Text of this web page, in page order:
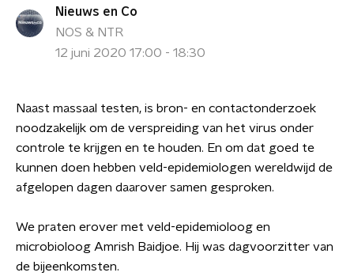
Nieuws en Co
NOS & NTR
12 juni 2020 17:00 - 18:30
Naast massaal testen, is bron- en contactonderzoek
noodzakelijk om de verspreiding van het virus onder
controle te krijgen en te houden. En om dat goed te
kunnen doen hebben veld-epidemiologen wereldwijd de
afgelopen dagen daarover samen gesproken.
We praten erover met veld-epidemioloog en
microbioloog Amrish Baidjoe. Hij was dagvoorzitter van
de bijeenkomsten.